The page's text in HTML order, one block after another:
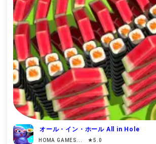
オール・イン・ホール All in Hole
HOMA GAMES... ★5.0